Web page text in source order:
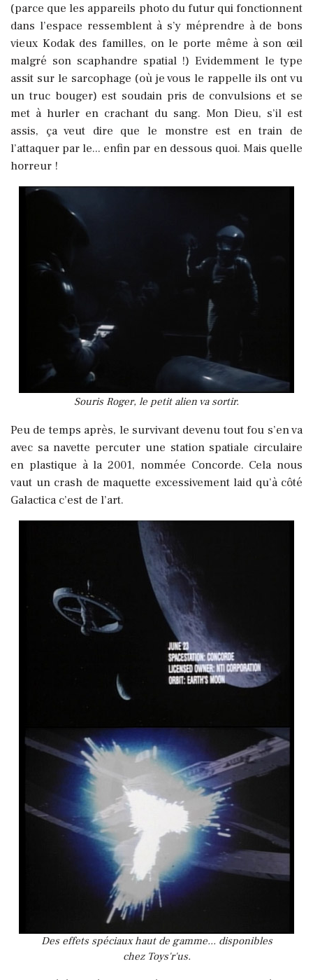
(parce que les appareils photo du futur qui fonctionnent
dans l’espace ressemblent à s’y méprendre à de bons
vieux Kodak des familles, on le porte même à son œil
malgré son scaphandre spatial !) Evidemment le type
assit sur le sarcophage (où je vous le rappelle ils ont vu
un truc bouger) est soudain pris de convulsions et se
met à hurler en crachant du sang. Mon Dieu, s’il est
assis, ça veut dire que le monstre est en train de
l’attaquer par le... enfin par en dessous quoi. Mais quelle
horreur !
Souris Roger, le petit alien va sortir.
Peu de temps après, le survivant devenu tout fou s’en va
avec sa navette percuter une station spatiale circulaire
en plastique à la 2001, nommée Concorde. Cela nous
vaut un crash de maquette excessivement laid qu’à côté
Galactica c’est de l’art.
Des effets spéciaux haut de gamme... disponibles
chez Toys'r'us.